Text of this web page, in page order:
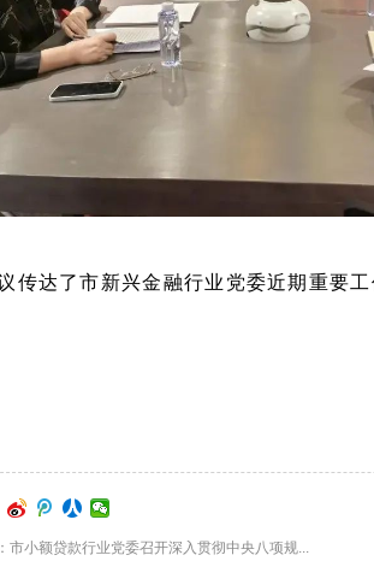
传达了市新兴金融行业党委近期重要
市小额贷款行业党委召开深入贯彻中央八项规...